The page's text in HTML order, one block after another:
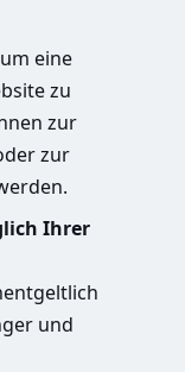
eine
zu
zur
zur
Ihrer
und